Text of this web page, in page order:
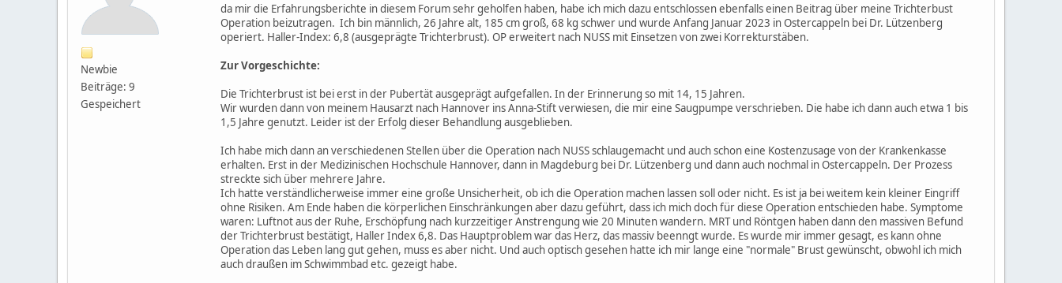
Newbie
Beiträge: 9
Gespeichert
da mir die Erfahrungsberichte in diesem Forum sehr geholfen haben, habe ich mich dazu entschlossen ebenfalls einen Beitrag über meine Trichterbust
Operation beizutragen. Ich bin männlich, 26 Jahre alt, 185 cm groß, 68 kg schwer und wurde Anfang Januar 2023 in Ostercappeln bei Dr. Lützenberg
operiert. Haller-Index: 6,8 (ausgeprägte Trichterbrust). OP erweitert nach NUSS mit Einsetzen von zwei Korrekturstäben.
Zur Vorgeschichte:
Die Trichterbrust ist bei erst in der Pubertät ausgeprägt aufgefallen. In der Erinnerung so mit 14, 15 Jahren.
Wir wurden dann von meinem Hausarzt nach Hannover ins Anna-Stift verwiesen, die mir eine Saugpumpe verschrieben. Die habe ich dann auch etwa 1 bis
1,5 Jahre genutzt. Leider ist der Erfolg dieser Behandlung ausgeblieben.
Ich habe mich dann an verschiedenen Stellen über die Operation nach NUSS schlaugemacht und auch schon eine Kostenzusage von der Krankenkasse
erhalten. Erst in der Medizinischen Hochschule Hannover, dann in Magdeburg bei Dr. Lützenberg und dann auch nochmal in Ostercappeln. Der Prozess
streckte sich über mehrere Jahre.
Ich hatte verständlicherweise immer eine große Unsicherheit, ob ich die Operation machen lassen soll oder nicht. Es ist ja bei weitem kein kleiner Eingriff
ohne Risiken. Am Ende haben die körperlichen Einschränkungen aber dazu geführt, dass ich mich doch für diese Operation entschieden habe. Symptome
waren: Luftnot aus der Ruhe, Erschöpfung nach kurzzeitiger Anstrengung wie 20 Minuten wandern. MRT und Röntgen haben dann den massiven Befund
der Trichterbrust bestätigt, Haller Index 6,8. Das Hauptproblem war das Herz, das massiv beenngt wurde. Es wurde mir immer gesagt, es kann ohne
Operation das Leben lang gut gehen, muss es aber nicht. Und auch optisch gesehen hatte ich mir lange eine "normale" Brust gewünscht, obwohl ich mich
auch draußen im Schwimmbad etc. gezeigt habe.